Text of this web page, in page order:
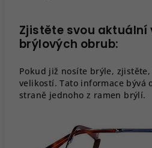
Zjistěte svou aktuální
brýlových obrub:
Pokud již nosíte brýle,
velikostí. Tato informace bývá
straně jednoho z ramen brýlí.